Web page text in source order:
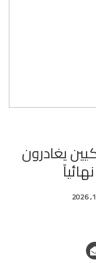
يغادرون